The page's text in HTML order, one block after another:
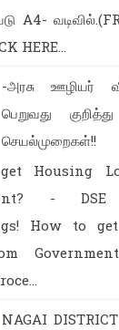
A4-
HERE...
-அரசு ஊழியர்
பெறுவது
செயல்முறைகள்!!
Housing
- DSE
How to
NAGAI DISTRICT